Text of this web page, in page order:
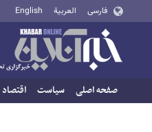
فارسی العربية English
صفحه اصلی سیاست اقتصاد